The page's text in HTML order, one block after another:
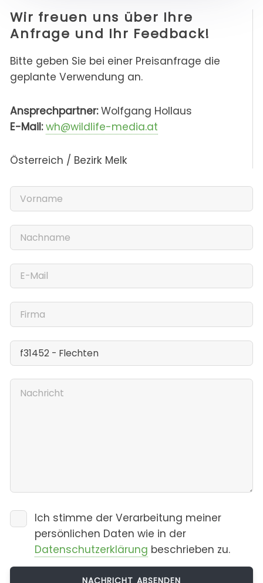
Wir freuen uns über Ihre
Anfrage und Ihr Feedback!
Bitte geben Sie bei einer Preisanfrage die
geplante Verwendung an.
Ansprechpartner:Wolfgang Hollaus
E-Mail: wh@wildlife-media.at
Österreich / Bezirk Melk
Ich stimme der Verarbeitung meiner
persönlichen Daten wie in der
Datenschutzerklärung beschrieben zu.